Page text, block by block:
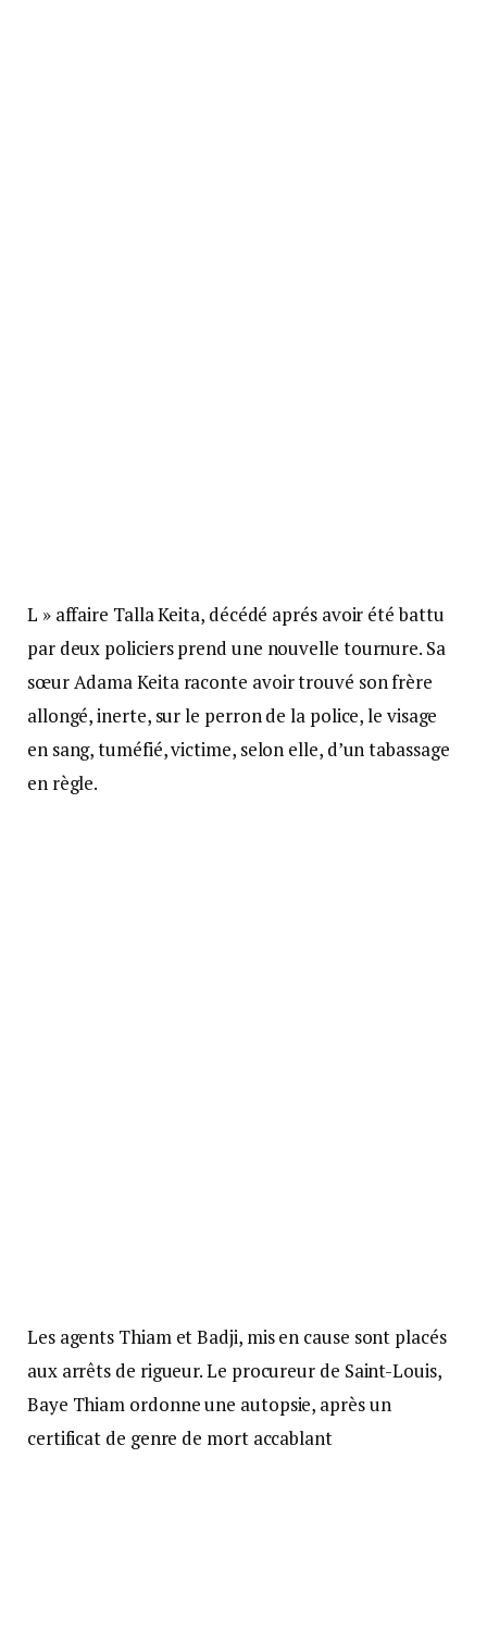
L » affaire Talla Keita, décédé aprés avoir été battu
par deux policiers prend une nouvelle tournure. Sa
sœur Adama Keita raconte avoir trouvé son frère
allongé, inerte, sur le perron de la police, le visage
en sang, tuméfié, victime, selon elle, d’un tabassage
en règle.
Les agents Thiam et Badji, mis en cause sont placés
aux arrêts de rigueur. Le procureur de Saint-Louis,
Baye Thiam ordonne une autopsie, après un
certificat de genre de mort accablant